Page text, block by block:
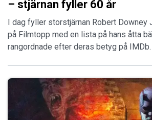
– stjärnan fyller 60 år
I dag fyller storstjärnan Robert Downey
på Filmtopp med en lista på hans åtta
rangordnade efter deras betyg på IMDb.